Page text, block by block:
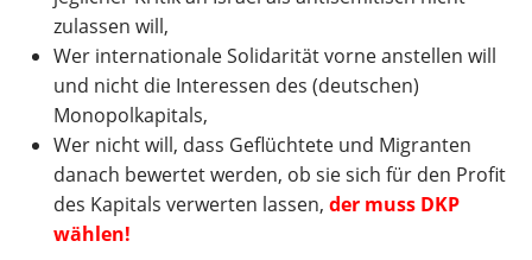
zulassen will,
Wer internationale Solidarität vorne anstellen will
und nicht die Interessen des (deutschen)
Monopolkapitals,
Wer nicht will, dass Geflüchtete und Migranten
danach bewertet werden, ob sie sich für den Profit
des Kapitals verwerten lassen, der muss DKP
wählen!